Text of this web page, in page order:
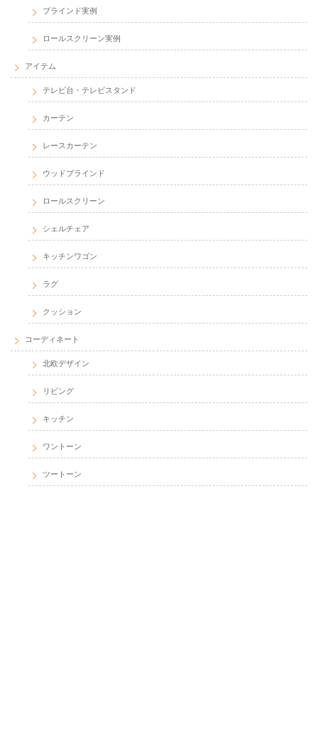
ブラインド実例
ロールスクリーン実例
アイテム
テレビ台・テレビスタンド
カーテン
レースカーテン
ウッドブラインド
ロールスクリーン
シェルチェア
キッチンワゴン
ラグ
クッション
コーディネート
北欧デザイン
リビング
キッチン
ワントーン
ツートーン